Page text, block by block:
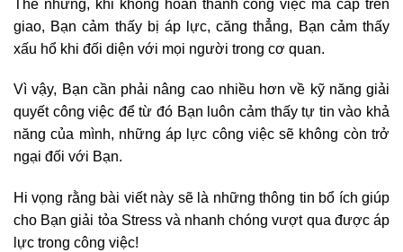
Thế nhưng, khi không hoàn thành công việc mà cấp trên
giao, Bạn cảm thấy bị áp lực, căng thẳng, Bạn cảm thấy
xấu hổ khi đối diện với mọi người trong cơ quan.
Vì vậy, Bạn cần phải nâng cao nhiều hơn về kỹ năng giải
quyết công việc để từ đó Bạn luôn cảm thấy tự tin vào khả
năng của mình, những áp lực công việc sẽ không còn trở
ngại đối với Bạn.
Hi vọng rằng bài viết này sẽ là những thông tin bổ ích giúp
cho Bạn giải tỏa Stress và nhanh chóng vượt qua được áp
lực trong công việc!